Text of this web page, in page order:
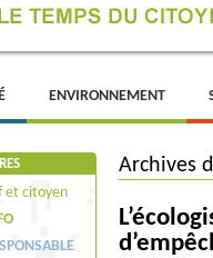
CONTENU PRINCIPAL
CONTENU SECONDAIRE
ENVIRONNEMENT
et citoyen
Archives